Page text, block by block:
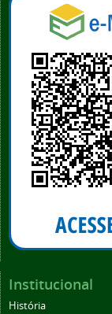
Institucional
História